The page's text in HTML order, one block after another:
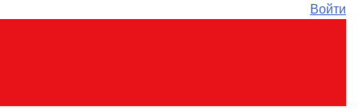
Войти